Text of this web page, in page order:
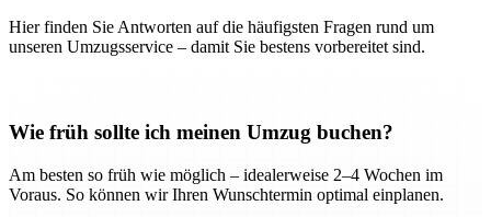
Hier finden Sie Antworten auf die häufigsten Fragen rund um
unseren Umzugsservice – damit Sie bestens vorbereitet sind.
Wie früh sollte ich meinen Umzug buchen?
Am besten so früh wie möglich – idealerweise 2–4 Wochen im
Voraus. So können wir Ihren Wunschtermin optimal einplanen.